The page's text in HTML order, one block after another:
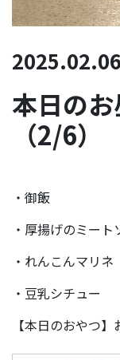
2025.02.06
本日の
（2/6）
・御飯
・厚揚げのミート
・れんこんマリネ
・豆乳シチュー
【本日のおやつ